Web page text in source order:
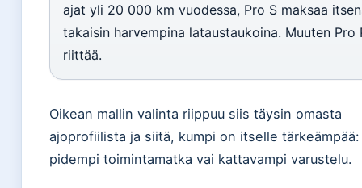
ajat yli 20 000 km vuodessa, Pro S maksaa
takaisin harvempina lataustaukoina. Muuten Pro
riittää.
Oikean mallin valinta riippuu siis täysin omasta
ajoprofiilista ja siitä, kumpi on itselle tärkeämpää:
pidempi toimintamatka vai kattavampi varustelu.